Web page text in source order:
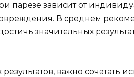
парезе зависит от
В среднем
значительных
важно сочетать